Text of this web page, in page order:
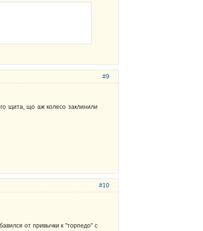
#9
щита, що аж колесо заклинили
#10
от привычки к "торпедо" с